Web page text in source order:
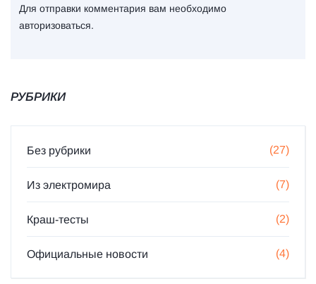
Для отправки комментария вам необходимо
авторизоваться.
РУБРИКИ
Без рубрики (27)
Из электромира (7)
Краш-тесты (2)
Официальные новости (4)